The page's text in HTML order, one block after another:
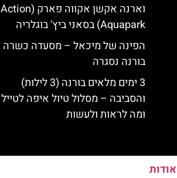
וארנה אקשן אקווה פארק (Action
Aquapark) בסאני ביץ' בוגלריה
הפינה של מיכאל – מסעדה כשרה
בורנה נסגרה
3 ימים מלאים בורנה (3 לילות)
והסביבה – מסלול טיול איפה לטייל
ומה לראות ולעשות
אודות